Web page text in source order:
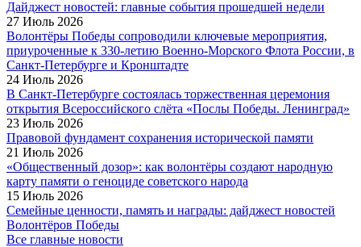
Дайджест новостей: главные события прошедшей недели
27 Июль 2026
Волонтёры Победы сопроводили ключевые мероприятия,
приуроченные к 330-летию Военно-Морского Флота России, в
Санкт-Петербурге и Кронштадте
24 Июль 2026
В Санкт-Петербурге состоялась торжественная церемония
открытия Всероссийского слёта «Послы Победы. Ленинград»
23 Июль 2026
Правовой фундамент сохранения исторической памяти
21 Июль 2026
«Общественный дозор»: как волонтёры создают народную
карту памяти о геноциде советского народа
15 Июль 2026
Семейные ценности, память и награды: дайджест новостей
Волонтёров Победы
Все главные новости